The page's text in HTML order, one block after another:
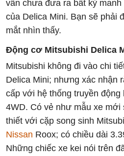
vẫn chưa đưa ra bất kỳ
của Delica Mini. Bạn sẽ phải
mắt nhìn thấy.
Động cơ Mitsubishi Delica
Mitsubishi không đi vào chi
Delica Mini; nhưng xác nhận
cấp với hệ thống truyền động
4WD. Có vẻ như mẫu xe mới
thiết với cặp song sinh
Nissan Roox; có chiều dài
Những chiếc xe kei nói trên